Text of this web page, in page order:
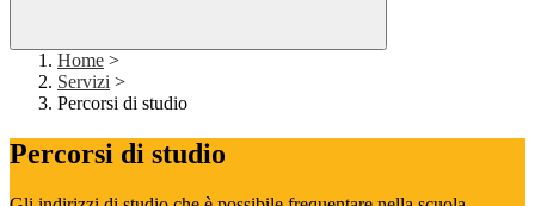
Home >
Servizi >
Percorsi di studio
Percorsi di studio